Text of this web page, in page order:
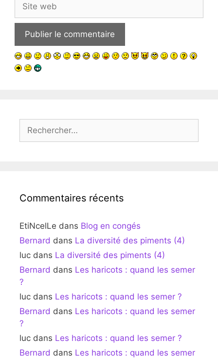
web
Commentaires récents
EtiNcelLe dans Blog en congés
Bernard dans La diversité des piments (4)
luc dans La diversité des piments (4)
Bernard dans Les haricots : quand les semer
?
luc dans Les haricots : quand les semer ?
Bernard dans Les haricots : quand les semer
?
luc dans Les haricots : quand les semer ?
Bernard dans Les haricots : quand les semer